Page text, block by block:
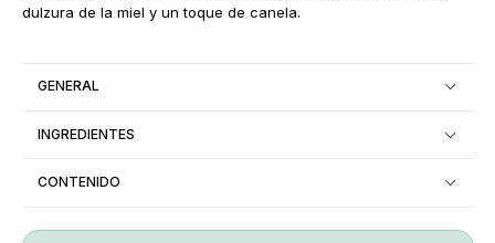
dulzura de la miel y un toque de canela.
GENERAL
INGREDIENTES
CONTENIDO